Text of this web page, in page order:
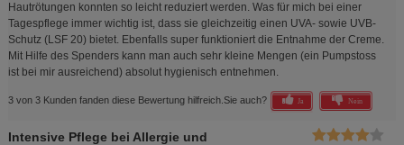
Hautrötungen konnten so leicht reduziert werden. Was für mich bei einer
Tagespflege immer wichtig ist, dass sie gleichzeitig einen UVA- sowie UVB-
Schutz (LSF 20) bietet. Ebenfalls super funktioniert die Entnahme der Creme.
Mit Hilfe des Spenders kann man auch sehr kleine Mengen (ein Pumpstoss
ist bei mir ausreichend) absolut hygienisch entnehmen.
3 von 3 Kunden fanden diese Bewertung hilfreich. Sie auch? Ja Nein
Intensive Pflege bei Allergie und